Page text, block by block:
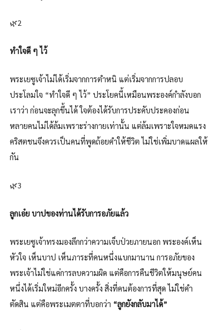
🌿2
ทำใจดี ๆ ไว้
พระเยซูเจ้าไม่ได้เริ่มจากการตำหนิ แต่เริ่มจากการปลอบ
ประโลมใจ “ทำใจดี ๆ ไว้” ประโยคนี้เหมือนพระองค์กำลังบอก
เราว่า ก่อนจะลุกขึ้นได้ ใจต้องได้รับการประคับประคองก่อน
หลายคนไม่ได้ล้มเพราะร่างกายเท่านั้น แต่ล้มเพราะใจหมดแรง
คริสตชนจึงควรเป็นคนที่พูดถ้อยคำให้ชีวิต ไม่ใช่เพิ่มบาดแผลให้
กัน
🌿3
ลูกเอ๋ย บาปของท่านได้รับการอภัยแล้ว
พระเยซูเจ้าทรงมองลึกกว่าความเจ็บป่วยภายนอก พระองค์เห็น
หัวใจ เห็นบาป เห็นภาระที่คนหนึ่งแบกมานาน การอภัยของ
พระเจ้าไม่ใช่แค่การลบความผิด แต่คือการคืนชีวิตให้มนุษย์คน
หนึ่งได้เริ่มใหม่อีกครั้ง บางครั้ง สิ่งที่คนต้องการที่สุด ไม่ใช่คำ
ตัดสิน แต่คือพระเมตตาที่บอกว่า “ลูกยังกลับมาได้”